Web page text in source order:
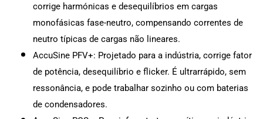
corrige harmónicas e desequilíbrios em cargas
monofásicas fase-neutro, compensando correntes de
neutro típicas de cargas não lineares.
AccuSine PFV+: Projetado para a indústria, corrige fator
de potência, desequilíbrio e flicker. É ultrarrápido, sem
ressonância, e pode trabalhar sozinho ou com baterias
de condensadores.